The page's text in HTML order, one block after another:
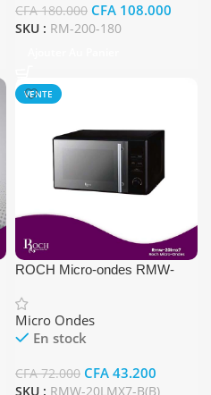
CFA180.000 CFA 108.000
SKU : RM-200-180
VENTE
ROCH Micro-ondes RMW-
Micro Ondes
En stock
CFA72.000 CFA 43.200
SKU : RMW-20LMX7-B(B)